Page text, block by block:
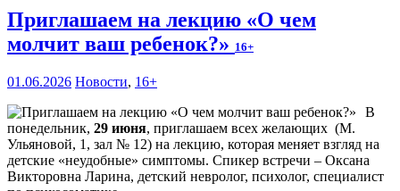
Приглашаем на лекцию «О чем
молчит ваш ребенок?» 16+
01.06.2026 Новости, 16+
В
понедельник, 29 июня, приглашаем всех желающих (М.
Ульяновой, 1, зал № 12) на лекцию, которая меняет взгляд на
детские «неудобные» симптомы. Спикер встречи – Оксана
Викторовна Ларина, детский невролог, психолог, специалист